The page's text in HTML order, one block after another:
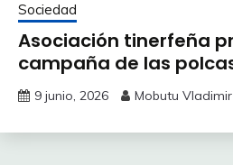
Sociedad
Asociación tinerfeña
campaña de las
9 junio, 2026 Mobutu